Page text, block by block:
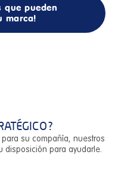
que pueden
marca!
su compañía, nuestros
disposición para ayudarle.